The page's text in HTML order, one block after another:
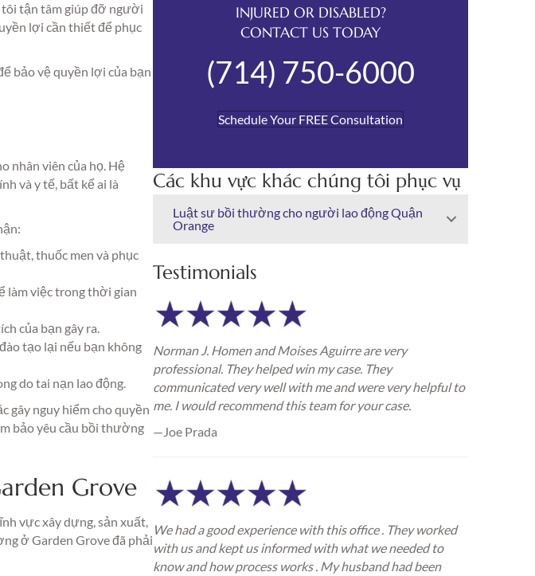
tôi tận tâm giúp đỡ người
lợi cần thiết để phục
bảo vệ quyền lợi của bạn
nhân viên của họ. Hệ
và y tế, bất kể ai là
thuốc men và phục
làm việc trong thời gian
của bạn gây ra.
tạo lại nếu bạn không
do tai nạn lao động.
gây nguy hiểm cho quyền
bảo yêu cầu bồi thường
Grove
vực xây dựng, sản xuất,
ở Garden Grove đã phải
INJURED OR DISABLED?
CONTACT US TODAY
(714) 750-6000
Schedule Your FREE Consultation
Các khu vực khác chúng tôi phục vụ
Luật sư bồi thường cho người lao động Quận
Orange
Testimonials
Norman J. Homen and Moises Aguirre are very
professional. They helped win my case. They
communicated very well with me and were very helpful to
me. I would recommend this team for your case.
—Joe Prada
We had a good experience with this office . They worked
with us and kept us informed with what we needed to
know and how process works . My husband had been